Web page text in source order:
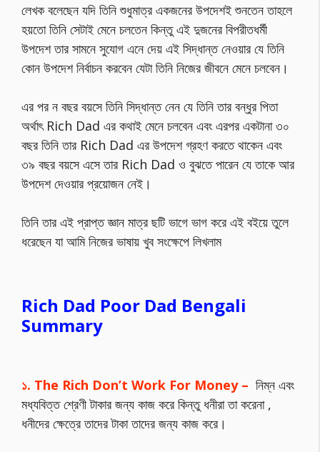
লেখক বলেছেন যদি তিনি শুধুমাত্র একজনের উপদেশই শুনতেন তাহলে
হয়তো তিনি সেটাই মেনে চলতেন কিন্তু এই দুজনের বিপরীতধর্মী
উপদেশ তার সামনে সুযোগ এনে দেয় এই সিদ্ধান্ত নেওয়ার যে তিনি
কোন উপদেশ নির্বাচন করবেন যেটা তিনি নিজের জীবনে মেনে চলবেন।
এর পর ন বছর বয়সে তিনি সিদ্ধান্ত নেন যে তিনি তার বন্ধুর পিতা
অর্থাৎ Rich Dad এর কথাই মেনে চলবেন এবং এরপর একটানা ৩০
বছর তিনি তার Rich Dad এর উপদেশ গ্রহণ করতে থাকেন এবং
৩৯ বছর বয়সে এসে তার Rich Dad ও বুঝতে পারেন যে তাকে আর
উপদেশ দেওয়ার প্রয়োজন নেই।
তিনি তার এই প্রাপ্ত জ্ঞান মাত্র ছটি ভাগে ভাগ করে এই বইয়ে তুলে
ধরেছেন যা আমি নিজের ভাষায় খুব সংক্ষেপে লিখলাম
Rich Dad Poor Dad Bengali
Summary
১. The Rich Don’t Work For Money – নিম্ন এবং
মধ্যবিত্ত শ্রেণী টাকার জন্য কাজ করে কিন্তু ধনীরা তা করেনা ,
ধনীদের ক্ষেত্রে তাদের টাকা তাদের জন্য কাজ করে।